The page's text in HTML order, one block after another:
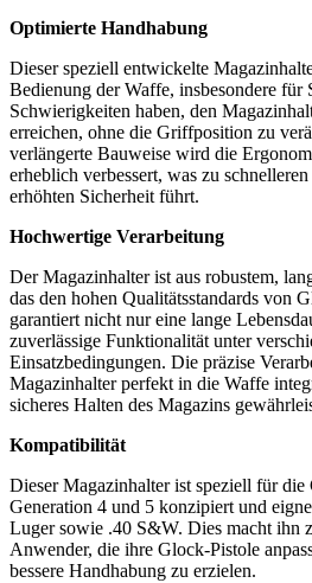
Optimierte Handhabung
Dieser speziell entwickelte
Bedienung der Waffe, insbesondere für
Schwierigkeiten haben, den
erreichen, ohne die Griffposition zu
verlängerte Bauweise wird die
erheblich verbessert, was zu
erhöhten Sicherheit führt.
Hochwertige Verarbeitung
Der Magazinhalter ist aus robustem,
das den hohen Qualitätsstandards von
garantiert nicht nur eine lange
zuverlässige Funktionalität unter
Einsatzbedingungen. Die präzise
Magazinhalter perfekt in die Waffe
sicheres Halten des Magazins
Kompatibilität
Dieser Magazinhalter ist speziell für
Generation 4 und 5 konzipiert und
Luger sowie .40 S&W. Dies macht ihn
Anwender, die ihre Glock-Pistole
bessere Handhabung zu erzielen.